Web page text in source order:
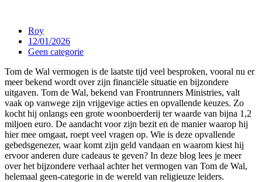
Roy
12/01/2026
Geen categorie
Tom de Wal vermogen is de laatste tijd veel besproken, vooral nu er
meer bekend wordt over zijn financiële situatie en bijzondere
uitgaven. Tom de Wal, bekend van Frontrunners Ministries, valt
vaak op vanwege zijn vrijgevige acties en opvallende keuzes. Zo
kocht hij onlangs een grote woonboerderij ter waarde van bijna 1,2
miljoen euro. De aandacht voor zijn bezit en de manier waarop hij
hier mee omgaat, roept veel vragen op. Wie is deze opvallende
gebedsgenezer, waar komt zijn geld vandaan en waarom kiest hij
ervoor anderen dure cadeaus te geven? In deze blog lees je meer
over het bijzondere verhaal achter het vermogen van Tom de Wal,
helemaal geen-categorie in de wereld van religieuze leiders.